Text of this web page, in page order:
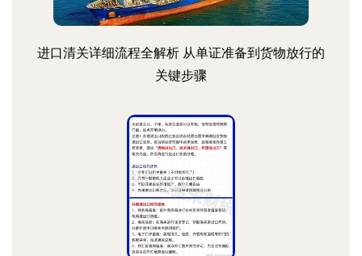
进口清关详细流程全解析 从单证准备到货物放行的
关键步骤